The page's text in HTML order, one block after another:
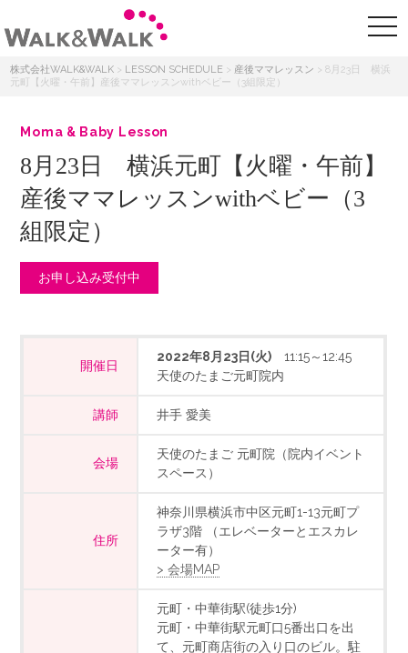
株式会社WALK&WALK > LESSON SCHEDULE > 産後ママレッスン >8月23日 横浜
元町【火曜・午前】産後ママレッスンwithベビー（3組限定）
Moma & Baby Lesson
8月23日 横浜元町【火曜・午前】
産後ママレッスンwithベビー（3
組限定）
お申し込み受付中
開催日
2022年8月23日(火) 11:15～12:45
天使のたまご元町院内
講師 井手 愛美
会場
天使のたまご 元町院（院内イベント
スペース）
住所
神奈川県横浜市中区元町1-13元町プ
ラザ3階 （エレベーターとエスカレ
ーター有）
> 会場MAP
元町・中華街駅(徒歩1分)
元町・中華街駅元町口5番出口を出
て、元町商店街の入り口のビル。駐